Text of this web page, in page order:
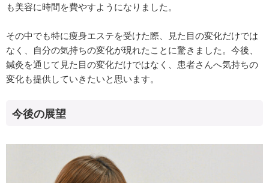
も美容に時間を費やすようになりました。
その中でも特に痩身エステを受けた際、見た目の変化だけでは
なく、自分の気持ちの変化が現れたことに驚きました。今後、
鍼灸を通じて見た目の変化だけではなく、患者さんへ気持ちの
変化も提供していきたいと思います。
今後の展望